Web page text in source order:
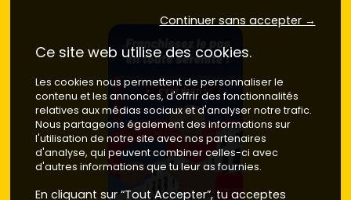
Astuce : compare les
(calibre de finition,
options domotiques, espaces verts partagés)
résidences qui cochent tes critères.
Neuf vs ancien à Châtillon : prix,
performances et revente
Tu hésites entre unappartement neuf à Châtillon
bien ancien ? Voici l'essentiel à retenir pour décider vite et
bien.
Continuer sans accepter →
Ce site web utilise des cookies.
Les cookies nous permettent de personnaliser le
contenu et les annonces, d'offrir des fonctionnalités
relatives aux médias sociaux et d'analyser notre trafic.
Nous partageons également des informations sur
l'utilisation de notre site avec nos partenaires
d'analyse, qui peuvent combiner celles-ci avec
d'autres informations que tu leur as fournies.
En cliquant sur “Tout Accepter”, tu acceptes